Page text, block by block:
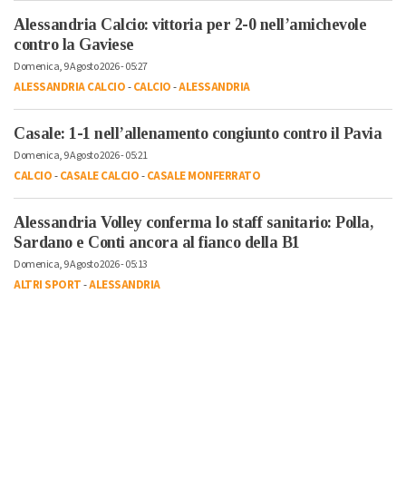
Alessandria Calcio: vittoria per 2-0 nell’amichevole
contro la Gaviese
Domenica, 9 Agosto 2026 - 05:27
ALESSANDRIA CALCIO-CALCIO-ALESSANDRIA
Casale: 1-1 nell’allenamento congiunto contro il Pavia
Domenica, 9 Agosto 2026 - 05:21
CALCIO-CASALE CALCIO-CASALE MONFERRATO
Alessandria Volley conferma lo staff sanitario: Polla,
Sardano e Conti ancora al fianco della B1
Domenica, 9 Agosto 2026 - 05:13
ALTRI SPORT-ALESSANDRIA